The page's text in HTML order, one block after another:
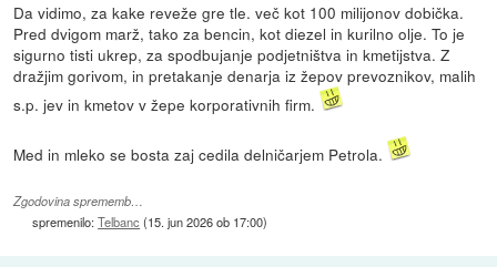
Da vidimo, za kake reveže gre tle. več kot 100 milijonov dobička.
Pred dvigom marž, tako za bencin, kot diezel in kurilno olje. To je
sigurno tisti ukrep, za spodbujanje podjetništva in kmetijstva. Z
dražjim gorivom, in pretakanje denarja iz žepov prevoznikov, malih
s.p. jev in kmetov v žepe korporativnih firm.
Med in mleko se bosta zaj cedila delničarjem Petrola.
Zgodovina sprememb…
spremenilo:Telbanc (15. jun 2026 ob 17:00)